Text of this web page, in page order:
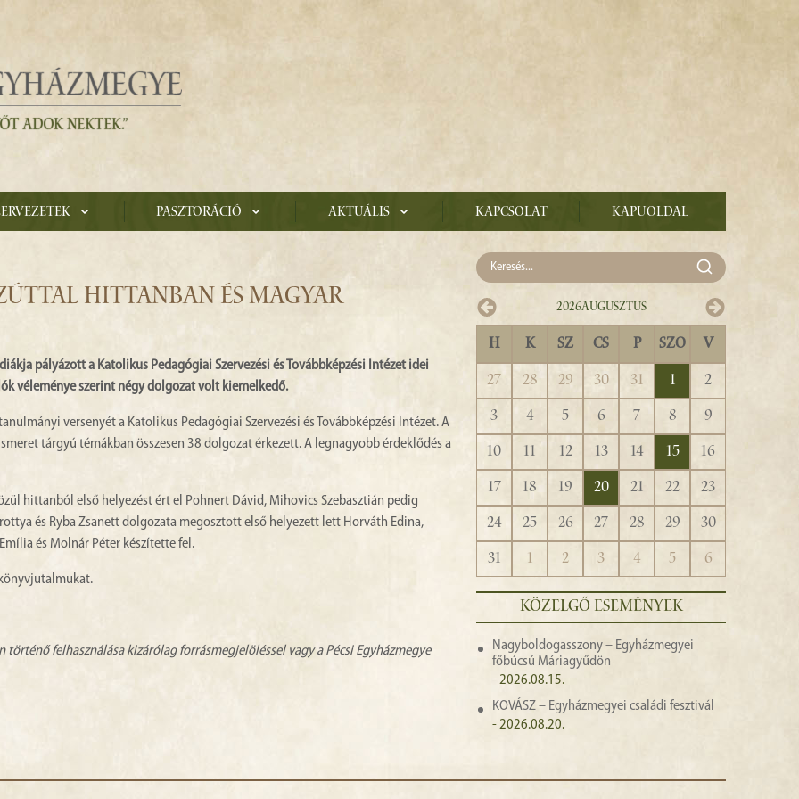
Pasztoráció Aktuális Kapcsolat Kapuoldal
HITTANBAN ÉS MAGYAR
pályázott a Katolikus Pedagógiai Szervezési és Továbbképzési Intézet idei
véleménye szerint négy dolgozat volt kiemelkedő.
versenyét a Katolikus Pedagógiai Szervezési és Továbbképzési Intézet. A
tárgyú témákban összesen 38 dolgozat érkezett. A legnagyobb érdeklődés a
hittanból első helyezést ért el Pohnert Dávid, Mihovics Szebasztián pedig
és Ryba Zsanett dolgozata megosztott első helyezett lett Horváth Edina,
és Molnár Péter készítette fel.
felhasználása kizárólag forrásmegjelöléssel vagy a Pécsi Egyházmegye
2026Augusztus
H K SZ CS P SZO V
27 28 29 30 31 1
2
3
4 5 6 7 8
9
10
11 12 13 14 15
16
17
18 19 20 21 22
23
24
25 26 27 28 29
30
31
1 2 3 4 5 6
KÖZELGŐ ESEMÉNYEK
Nagyboldogasszony – Egyházmegyei
főbúcsú Máriagyűdön
- 2026.08.15.
KOVÁSZ – Egyházmegyei családi fesztivál
- 2026.08.20.